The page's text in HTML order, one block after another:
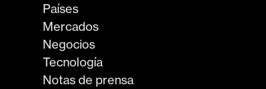
Países
Mercados
Negocios
Tecnología
Notas de prensa